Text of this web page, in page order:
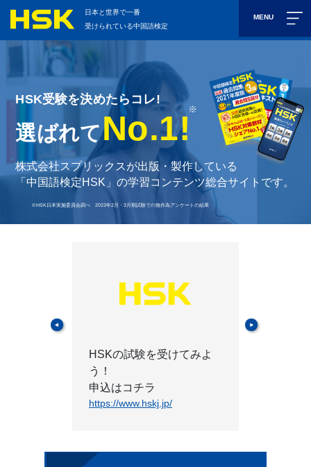
日本と世界で一番
受けられている中国語検定
MENU
HSK受験を決めたらコレ!
選ばれてNo.1! ※
株式会社スプリックスが出版・製作している
「中国語検定HSK」の学習コンテンツ総合サイトです。
※HSK日本実施委員会調べ 2023年2月・3月期試験での無作為アンケートの結果
HSKの試験を受けてみよ
う！
申込はコチラ
https://www.hskj.jp/